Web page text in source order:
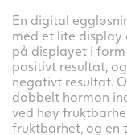
En digital
med et lite display
på displayet i form
positivt resultat,
negativt resultat.
dobbelt hormon
ved høy
fruktbarhet, og en